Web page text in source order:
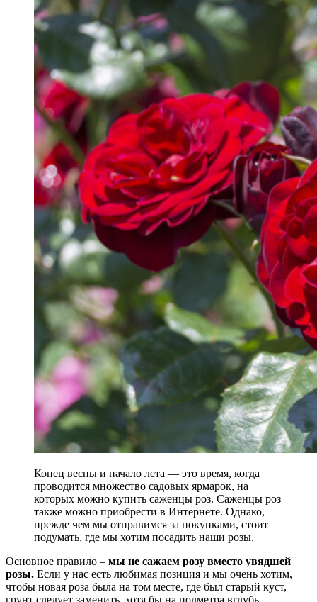
Конец весны и начало лета — это время, когда
проводится множество садовых ярмарок, на
которых можно купить саженцы роз. Саженцы роз
также можно приобрести в Интернете. Однако,
прежде чем мы отправимся за покупками, стоит
подумать, где мы хотим посадить наши розы.
Основное правило – мы не сажаем розу вместо увядшей
розы. Если у нас есть любимая позиция и мы очень хотим,
чтобы новая роза была на том месте, где был старый куст,
грунт следует заменить, хотя бы на полметра вглубь.